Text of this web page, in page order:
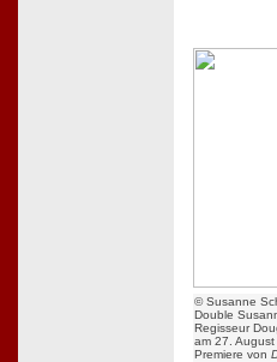
© Susanne
Double
Regisseur
am 27.
Premiere von